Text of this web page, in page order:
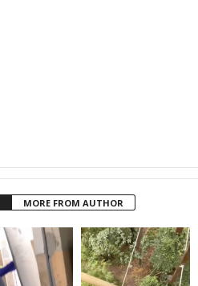
MORE FROM AUTHOR